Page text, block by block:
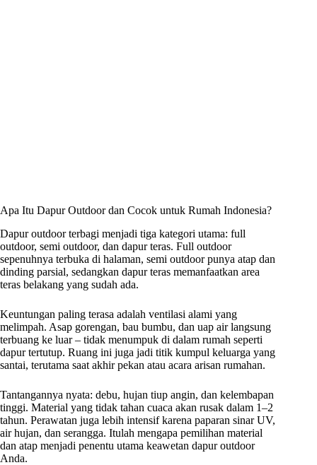
Apa Itu Dapur Outdoor dan Cocok untuk Rumah Indonesia?
Dapur outdoor terbagi menjadi tiga kategori utama: full
outdoor, semi outdoor, dan dapur teras. Full outdoor
sepenuhnya terbuka di halaman, semi outdoor punya atap dan
dinding parsial, sedangkan dapur teras memanfaatkan area
teras belakang yang sudah ada.
Keuntungan paling terasa adalah ventilasi alami yang
melimpah. Asap gorengan, bau bumbu, dan uap air langsung
terbuang ke luar – tidak menumpuk di dalam rumah seperti
dapur tertutup. Ruang ini juga jadi titik kumpul keluarga yang
santai, terutama saat akhir pekan atau acara arisan rumahan.
Tantangannya nyata: debu, hujan tiup angin, dan kelembapan
tinggi. Material yang tidak tahan cuaca akan rusak dalam 1–2
tahun. Perawatan juga lebih intensif karena paparan sinar UV,
air hujan, dan serangga. Itulah mengapa pemilihan material
dan atap menjadi penentu utama keawetan dapur outdoor
Anda.